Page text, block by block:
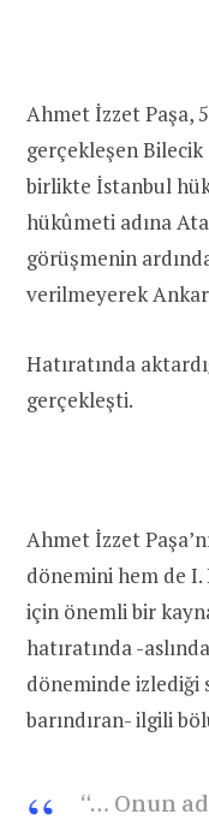
Ahmet İzzet Paşa,
gerçekleşen Bilecik
birlikte İstanbul
hükûmeti adına
görüşmenin
verilmeyerek
Hatıratında
gerçekleşti.
Ahmet İzzet
dönemini hem de I.
için önemli bir
hatıratında -
döneminde
barındıran- ilgili
“… Onun